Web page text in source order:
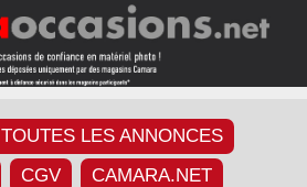
TOUTES LES ANNONCES
CGV CAMARA.NET